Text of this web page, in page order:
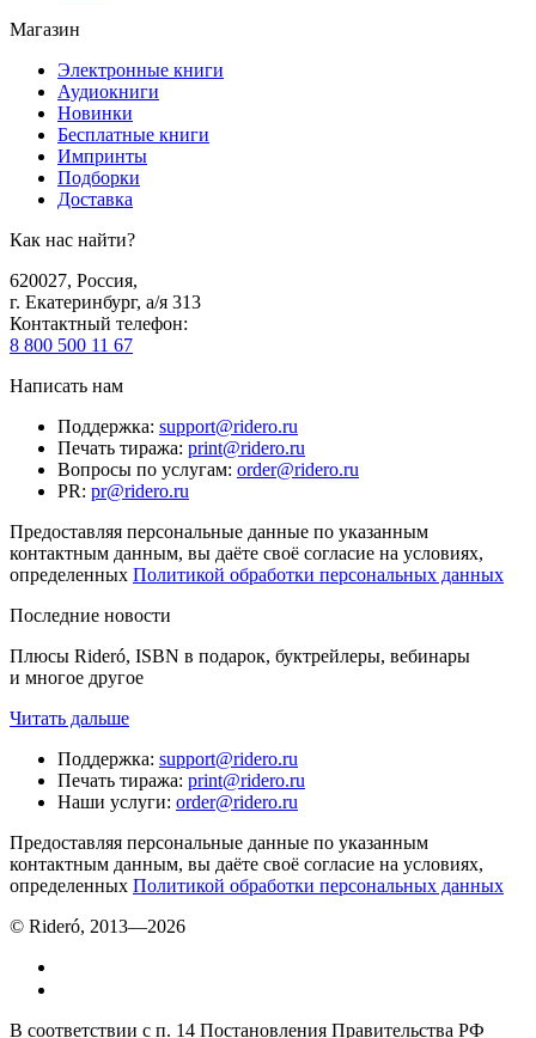
Магазин
Электронные книги
Аудиокниги
Новинки
Бесплатные книги
Импринты
Подборки
Доставка
Как нас найти?
620027, Россия,
г. Екатеринбург, а/я 313
Контактный телефон:
8 800 500 11 67
Написать нам
Поддержка: support@ridero.ru
Печать тиража: print@ridero.ru
Вопросы по услугам: order@ridero.ru
PR: pr@ridero.ru
Предоставляя персональные данные по указанным
контактным данным, вы даёте своё согласие на условиях,
определенных Политикой обработки персональных данных
Последние новости
Плюсы Rideró, ISBN в подарок, буктрейлеры, вебинары
и многое другое
Читать дальше
Поддержка: support@ridero.ru
Печать тиража: print@ridero.ru
Наши услуги: order@ridero.ru
Предоставляя персональные данные по указанным
контактным данным, вы даёте своё согласие на условиях,
определенных Политикой обработки персональных данных
© Rideró, 2013—2026
В соответствии с п. 14 Постановления Правительства РФ